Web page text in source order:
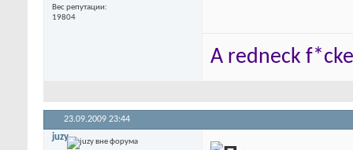
Вес репутации
19804
A redneck
23.09.2009 23:44
juzy